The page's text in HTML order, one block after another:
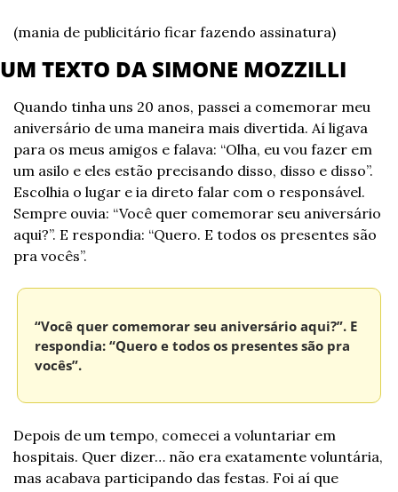
(mania de publicitário ficar fazendo assinatura)
UM TEXTO DA SIMONE MOZZILLI
Quando tinha uns 20 anos, passei a comemorar meu
aniversário de uma maneira mais divertida. Aí ligava
para os meus amigos e falava: “Olha, eu vou fazer em
um asilo e eles estão precisando disso, disso e disso”.
Escolhia o lugar e ia direto falar com o responsável.
Sempre ouvia: “Você quer comemorar seu aniversário
aqui?”. E respondia: “Quero. E todos os presentes são
pra vocês”.
“Você quer comemorar seu aniversário aqui?”. E
respondia: “Quero e todos os presentes são pra
vocês”.
Depois de um tempo, comecei a voluntariar em
hospitais. Quer dizer… não era exatamente voluntária,
mas acabava participando das festas. Foi aí que